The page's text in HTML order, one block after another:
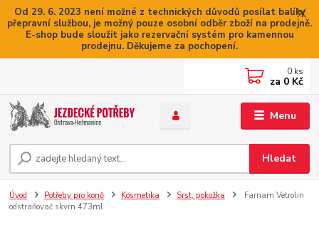
Od 29. 6. 2023 není možné z technických důvodů posílat balíky
přepravní službou, je možný pouze osobní odběr zboží na prodejně.
E-shop bude sloužit jako rezervační systém pro kamennou
prodejnu. Děkujeme za pochopení.
Menu
Hledat
0 ks
za 0 Kč
Úvod Potřeby pro koně Kosmetika Srst, pokožka
Farnam Vetrolin
odstraňovač skvrn 473ml